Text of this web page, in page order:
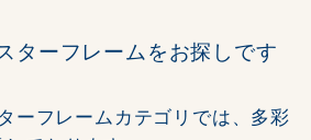
ターフレームをお探しです
ーフレームカテゴリでは、多彩